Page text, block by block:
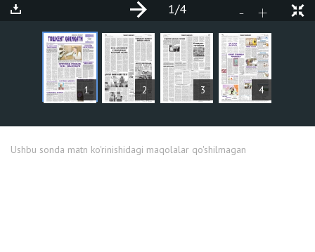
1 2 3 4
- +
1/4
MAQOLALAR
Ushbu sonda matn ko'rinishidagi maqolalar qo'shilmagan